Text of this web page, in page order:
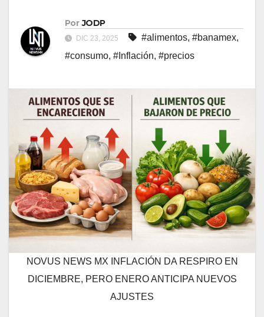
Por JODP
DIC 23, 2025 #alimentos, #banamex,
#consumo, #Inflación, #precios
NOVUS NEWS MX INFLACIÓN DA RESPIRO EN
DICIEMBRE, PERO ENERO ANTICIPA NUEVOS
AJUSTES